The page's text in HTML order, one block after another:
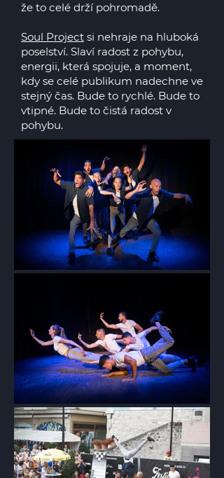
že to celé drží pohromadě.
Soul Project si nehraje na hluboká
poselství. Slaví radost z pohybu,
energii, která spojuje, a moment,
kdy se celé publikum nadechne ve
stejný čas. Bude to rychlé. Bude to
vtipné. Bude to čistá radost v
pohybu.